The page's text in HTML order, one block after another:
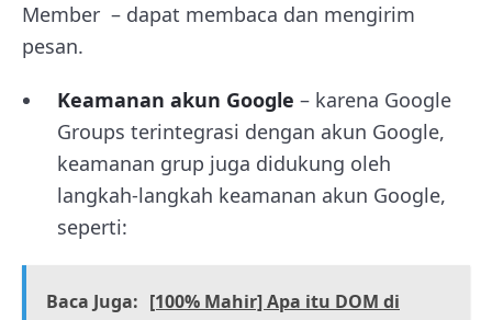
Member – dapat membaca dan mengirim
pesan.
Keamanan akun Google – karena Google
Groups terintegrasi dengan akun Google,
keamanan grup juga didukung oleh
langkah-langkah keamanan akun Google,
seperti:
Baca Juga: [100% Mahir] Apa itu DOM di